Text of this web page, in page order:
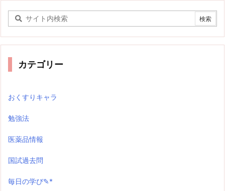
カテゴリー
おくすりキャラ
勉強法
医薬品情報
国試過去問
毎日の学び✎*